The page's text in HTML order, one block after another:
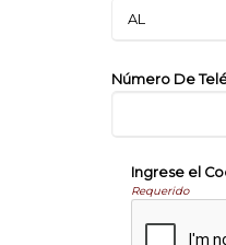
Número De
Ingrese el
Requerido